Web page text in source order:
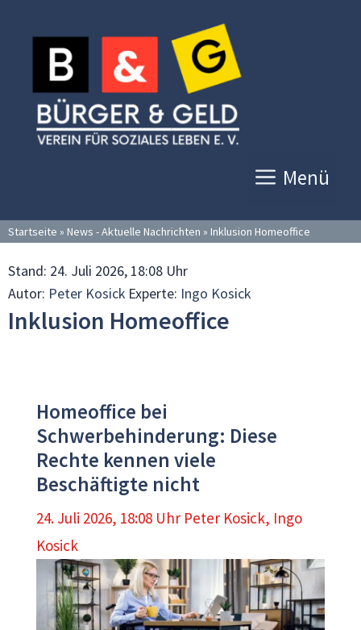
Inhalt
springen
Menü
Startseite » News - Aktuelle Nachrichten » Inklusion Homeoffice
Stand: 24. Juli 2026, 18:08 Uhr
Autor: Peter Kosick Experte: Ingo Kosick
Inklusion Homeoffice
Homeoffice bei
Schwerbehinderung: Diese
Rechte kennen viele
Beschäftigte nicht
24. Juli 2026, 18:08 Uhr Peter Kosick, Ingo
Kosick